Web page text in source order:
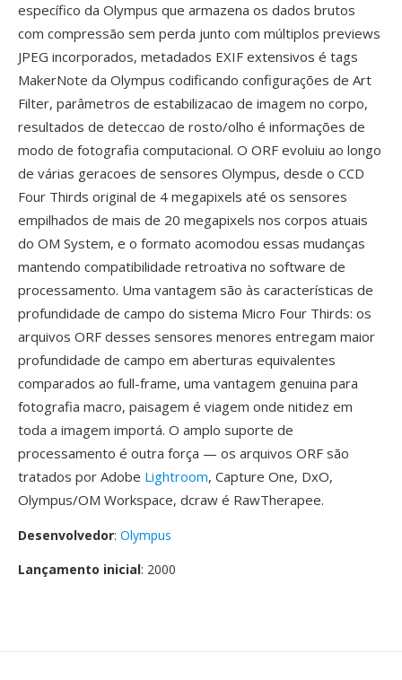
específico da Olympus que armazena os dados brutos
com compressão sem perda junto com múltiplos previews
JPEG incorporados, metadados EXIF extensivos é tags
MakerNote da Olympus codificando configurações de Art
Filter, parâmetros de estabilizacao de imagem no corpo,
resultados de deteccao de rosto/olho é informações de
modo de fotografia computacional. O ORF evoluiu ao longo
de várias geracoes de sensores Olympus, desde o CCD
Four Thirds original de 4 megapixels até os sensores
empilhados de mais de 20 megapixels nos corpos atuais
do OM System, e o formato acomodou essas mudanças
mantendo compatibilidade retroativa no software de
processamento. Uma vantagem são às características de
profundidade de campo do sistema Micro Four Thirds: os
arquivos ORF desses sensores menores entregam maior
profundidade de campo em aberturas equivalentes
comparados ao full-frame, uma vantagem genuina para
fotografia macro, paisagem é viagem onde nitidez em
toda a imagem importá. O amplo suporte de
processamento é outra força — os arquivos ORF são
tratados por Adobe Lightroom, Capture One, DxO,
Olympus/OM Workspace, dcraw é RawTherapee.
Desenvolvedor: Olympus
Lançamento inicial: 2000